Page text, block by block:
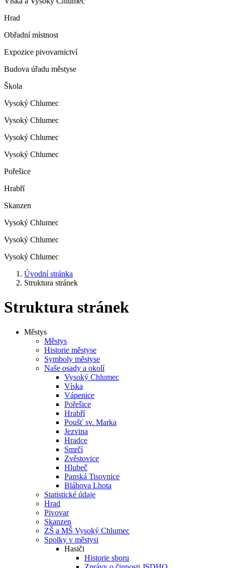
Hrad
Obřadní místnost
Expozice pivovarnictví
Budova úřadu městyse
Škola
Vysoký Chlumec
Vysoký Chlumec
Vysoký Chlumec
Vysoký Chlumec
Pořešice
Hrabří
Skanzen
Vysoký Chlumec
Vysoký Chlumec
Vysoký Chlumec
Úvodní stránka
Struktura stránek
Struktura stránek
Městys
Městys
Historie městyse
Symboly městyse
Naše osady a okolí
Vysoký Chlumec
Víska
Vápenice
Pořešice
Hrabří
Poušť sv. Marka
Jezvina
Hradce
Smrčí
Zvěstovice
Hlubeč
Panská Tisovnice
Bláhova Lhota
Statistické údaje
Hrad
Pivovar
Skanzen
ZŠ a MŠ Vysoký Chlumec
Spolky v městysi
Hasiči
Historie sboru